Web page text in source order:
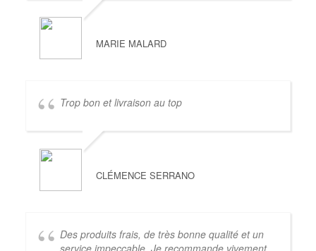
MARIE MALARD
Trop bon et livraison au top
CLÉMENCE SERRANO
Des produits frais, de très bonne qualité et un